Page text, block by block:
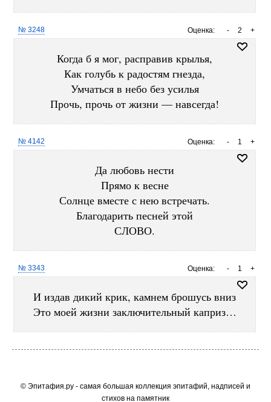
Оценка: +
2
-
№ 3248
Когда б я мог, расправив крылья,
Как голубь к радостям гнезда,
Умчаться в небо без усилья
Прочь, прочь от жизни — навсегда!
Оценка: +
1
-
№ 4142
Да любовь нести
Прямо к весне
Солнце вместе с нею встречать.
Благодарить песней этой
СЛОВО.
Оценка: +
1
-
№ 3343
И издав дикий крик, камнем брошусь вниз
Это моей жизни заключительный каприз…
© Эпитафия.ру - самая большая коллекция эпитафий, надписей и
стихов на памятник